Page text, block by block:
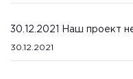
30.12.2021 Наш проект
30.12.2021